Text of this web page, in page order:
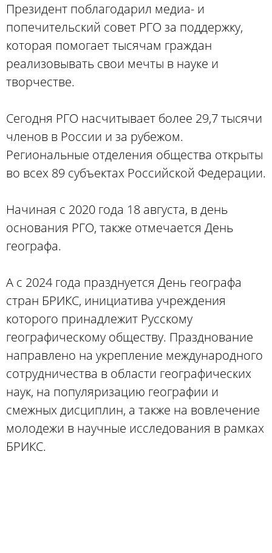
Президент поблагодарил медиа- и
попечительский совет РГО за поддержку,
которая помогает тысячам граждан
реализовывать свои мечты в науке и
творчестве.
Сегодня РГО насчитывает более 29,7 тысячи
членов в России и за рубежом.
Региональные отделения общества открыты
во всех 89 субъектах Российской Федерации.
Начиная с 2020 года 18 августа, в день
основания РГО, также отмечается День
географа.
А с 2024 года празднуется День географа
стран БРИКС, инициатива учреждения
которого принадлежит Русскому
географическому обществу. Празднование
направлено на укрепление международного
сотрудничества в области географических
наук, на популяризацию географии и
смежных дисциплин, а также на вовлечение
молодежи в научные исследования в рамках
БРИКС.